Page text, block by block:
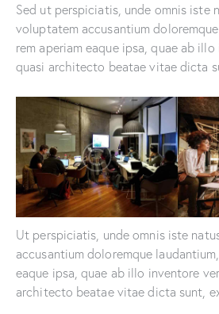
Sed ut perspiciatis, unde omnis iste
voluptatem accusantium
rem aperiam eaque ipsa, quae ab
quasi architecto beatae vitae dicta
Ut perspiciatis, unde omnis iste
accusantium doloremque
eaque ipsa, quae ab illo inventore
architecto beatae vitae dicta sunt,